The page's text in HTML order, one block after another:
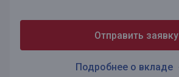
Отправить заявку
Подробнее о вкладе